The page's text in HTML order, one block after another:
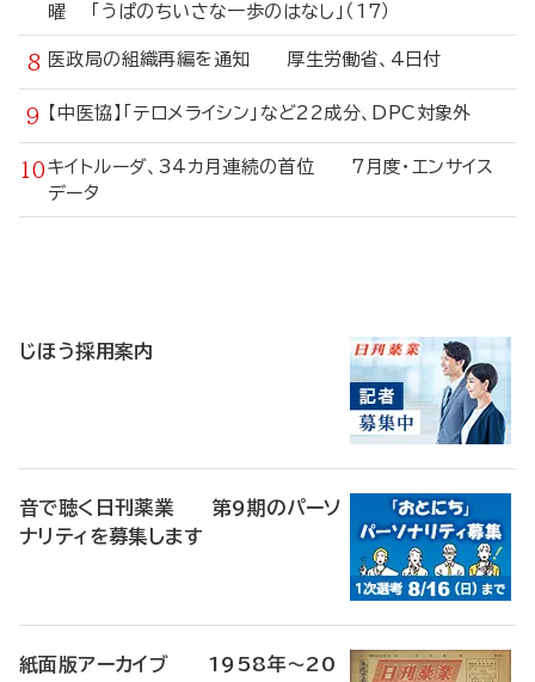
曜 「うぱのちいさな一歩のはなし」（17）
医政局の組織再編を通知 厚生労働省、4日付
【中医協】「テロメライシン」など22成分、DPC対象外
キイトルーダ、34カ月連続の首位 7月度・エンサイス
データ
じほう採用案内
音で聴く日刊薬業 第9期のパーソ
ナリティを募集します
紙面版アーカイブ 1958年～20